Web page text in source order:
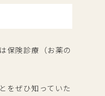
保険診療（お薬の
をぜひ知っていた